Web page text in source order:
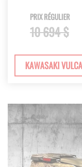
PRIX RÉGULIER
10 694 $
KAWASAKI